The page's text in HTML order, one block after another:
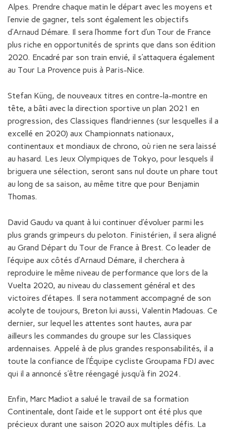
Alpes. Prendre chaque matin le départ avec les moyens et
l’envie de gagner, tels sont également les objectifs
d’Arnaud Démare. Il sera l’homme fort d’un Tour de France
plus riche en opportunités de sprints que dans son édition
2020. Encadré par son train envié, il s’attaquera également
au Tour La Provence puis à Paris-Nice.
Stefan Küng, de nouveaux titres en contre-la-montre en
tête, a bâti avec la direction sportive un plan 2021 en
progression, des Classiques flandriennes (sur lesquelles il a
excellé en 2020) aux Championnats nationaux,
continentaux et mondiaux de chrono, où rien ne sera laissé
au hasard. Les Jeux Olympiques de Tokyo, pour lesquels il
briguera une sélection, seront sans nul doute un phare tout
au long de sa saison, au même titre que pour Benjamin
Thomas.
David Gaudu va quant à lui continuer d’évoluer parmi les
plus grands grimpeurs du peloton. Finistérien, il sera aligné
au Grand Départ du Tour de France à Brest. Co leader de
l’équipe aux côtés d’Arnaud Démare, il cherchera à
reproduire le même niveau de performance que lors de la
Vuelta 2020, au niveau du classement général et des
victoires d’étapes. Il sera notamment accompagné de son
acolyte de toujours, Breton lui aussi, Valentin Madouas. Ce
dernier, sur lequel les attentes sont hautes, aura par
ailleurs les commandes du groupe sur les Classiques
ardennaises. Appelé à de plus grandes responsabilités, il a
toute la confiance de l’Équipe cycliste Groupama FDJ avec
qui il a annoncé s’être réengagé jusqu’à fin 2024.
Enfin, Marc Madiot a salué le travail de sa formation
Continentale, dont l’aide et le support ont été plus que
précieux durant une saison 2020 aux multiples défis. La